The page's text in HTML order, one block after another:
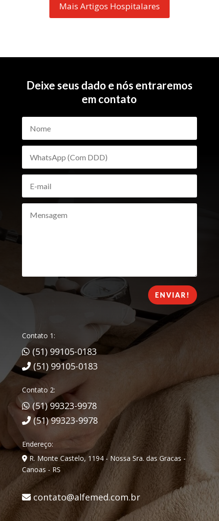
Mais Artigos Hospitalares
Deixe seus dado e nós entraremos
em contato
ENVIAR!
Contato 1:
(51) 99105-0183
(51) 99105-0183
Contato 2:
(51) 99323-9978
(51) 99323-9978
Endereço:
R. Monte Castelo, 1194 - Nossa Sra. das Gracas -
Canoas - RS
contato@alfemed.com.br